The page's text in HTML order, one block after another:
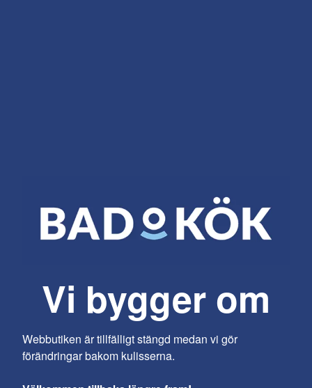
Vi bygger om
Webbutiken är tillfälligt stängd medan vi gör
förändringar bakom kulisserna.